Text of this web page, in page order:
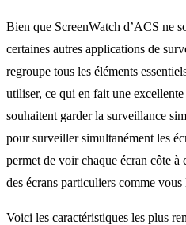
Bien que ScreenWatch d’ACS ne
certaines autres applications de
regroupe tous les éléments
utiliser, ce qui en fait une
souhaitent garder la surveillance
pour surveiller simultanément les
permet de voir chaque écran côte à
des écrans particuliers comme vous
Voici les caractéristiques les plus